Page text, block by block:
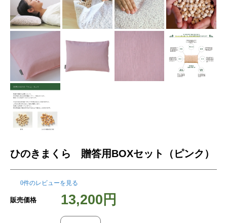
ひのきまくら 贈答用BOXセット（ピンク）
0件のレビューを見る
販売価格 13,200円